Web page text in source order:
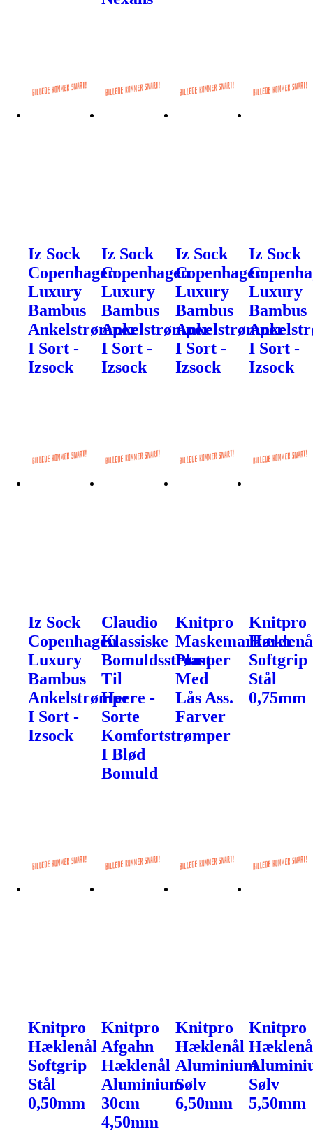
Iz Sock
Copenhagen
Luxury
Bambus
Ankelstrømper
I Sort -
Izsock
Iz Sock
Copenhagen
Luxury
Bambus
Ankelstrømper
I Sort -
Izsock
Iz Sock
Copenhagen
Luxury
Bambus
Ankelstrømper
I Sort -
Izsock
Iz Sock
Luxury
Bambus
I Sort -
Izsock
Iz Sock
Copenhagen
Luxury
Bambus
Ankelstrømper
I Sort -
Izsock
Claudio
Klassiske
Bomuldsstrømper
Til
Herre -
Sorte
Komfortstrømper
I Blød
Bomuld
Knitpro
Maskemarkører
Plast
Med
Lås Ass.
Farver
Knitpro
Softgrip
Stål
0,75mm
Knitpro
Hæklenål
Softgrip
Stål
0,50mm
Knitpro
Afgahn
Hæklenål
Aluminium
30cm
4,50mm
Knitpro
Hæklenål
Aluminium
Sølv
6,50mm
Knitpro
Sølv
5,50mm